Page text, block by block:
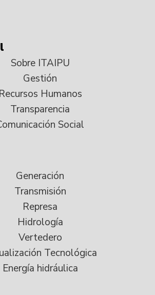
Sobre ITAIPU
Gestión
Recursos Humanos
Transparencia
Social
Generación
Transmisión
Represa
Hidrología
Vertedero
Tecnológica
Energía hidráulica